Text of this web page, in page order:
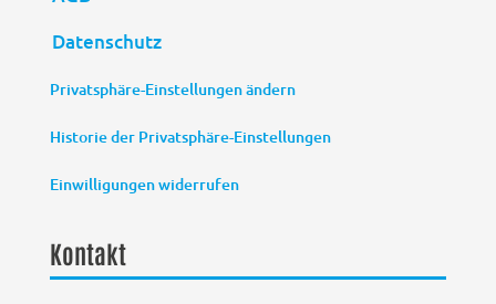
Datenschutz
Privatsphäre-Einstellungen ändern
Historie der Privatsphäre-Einstellungen
Einwilligungen widerrufen
Kontakt